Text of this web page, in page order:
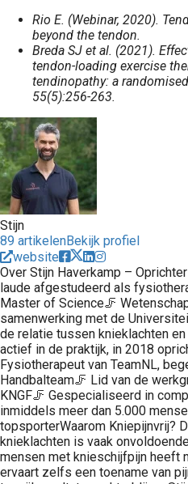
Rio E. (Webinar, 2020).
beyond the tendon.
Breda SJ et al. (2021).
tendon-loading exercise
tendinopathy: a
55(5):256-263.
Stijn
89 artikelenBekijk profiel
website
Over Stijn Haverkamp –
laude afgestudeerd als
Master of Science🦵
samenwerking met de
de relatie tussen knieklachten
actief in de praktijk, in 2018
Fysiotherapeut van TeamNL,
Handbalteam🦵 Lid van de
KNGF🦵 Gespecialiseerd in
inmiddels meer dan 5.000
topsporterWaarom Kniepijnvrij?
knieklachten is vaak
mensen met knieschijfpijn heeft
ervaart zelfs een toename van